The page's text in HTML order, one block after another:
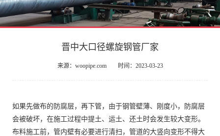
晋中大口径螺旋钢管厂家
来源：woopipe.com 时间：2023-03-23
如果先做布的防腐层，再下管，由于钢管壁薄、刚度小，防腐层
会被破坏，在施工过程中提土、运土、还土时会发生较大变形。
布料施工前，管内壁有必要进行清扫，管道的大竖向变形不得大